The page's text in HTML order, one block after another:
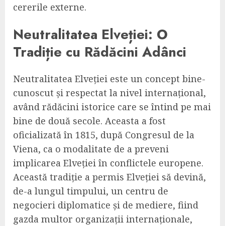
cererile externe.
Neutralitatea Elveției: O
Tradiție cu Rădăcini Adânci
Neutralitatea Elveției este un concept bine-
cunoscut și respectat la nivel internațional,
având rădăcini istorice care se întind pe mai
bine de două secole. Aceasta a fost
oficializată în 1815, după Congresul de la
Viena, ca o modalitate de a preveni
implicarea Elveției în conflictele europene.
Această tradiție a permis Elveției să devină,
de-a lungul timpului, un centru de
negocieri diplomatice și de mediere, fiind
gazda multor organizații internaționale,